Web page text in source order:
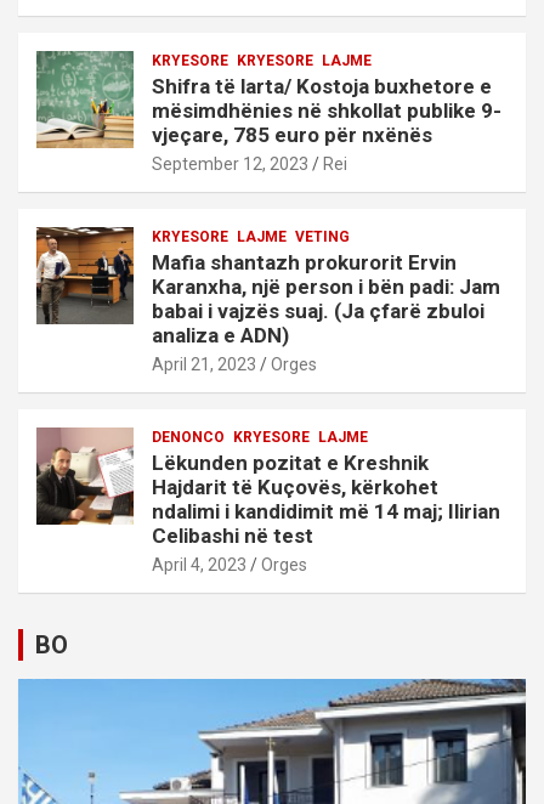
KRYESORE KRYESORE LAJME
Shifra të larta/ Kostoja buxhetore e
mësimdhënies në shkollat publike 9-
vjeçare, 785 euro për nxënës
September 12, 2023 Rei
KRYESORE LAJME VETING
Mafia shantazh prokurorit Ervin
Karanxha, një person i bën padi: Jam
babai i vajzës suaj. (Ja çfarë zbuloi
analiza e ADN)
April 21, 2023 Orges
DENONCO KRYESORE LAJME
Lëkunden pozitat e Kreshnik
Hajdarit të Kuçovës, kërkohet
ndalimi i kandidimit më 14 maj; Ilirian
Celibashi në test
April 4, 2023 Orges
BO